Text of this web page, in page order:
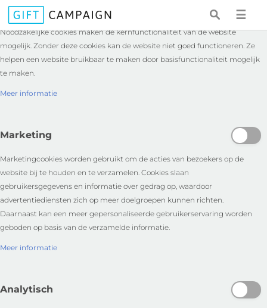
Essentieel
Noodzakelijke cookies maken de kernfunctionaliteit van de website
mogelijk. Zonder deze cookies kan de website niet goed functioneren. Ze
helpen een website bruikbaar te maken door basisfunctionaliteit mogelijk
te maken.
Meer informatie
Marketing
Marketingcookies worden gebruikt om de acties van bezoekers op de
website bij te houden en te verzamelen. Cookies slaan
gebruikersgegevens en informatie over gedrag op, waardoor
advertentiediensten zich op meer doelgroepen kunnen richten.
Daarnaast kan een meer gepersonaliseerde gebruikerservaring worden
geboden op basis van de verzamelde informatie.
Meer informatie
Analytisch
☰